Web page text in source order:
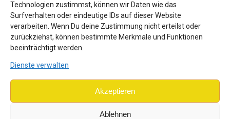
Technologien zustimmst, können wir Daten wie das
Surfverhalten oder eindeutige IDs auf dieser Website
verarbeiten. Wenn Du deine Zustimmung nicht erteilst oder
zurückziehst, können bestimmte Merkmale und Funktionen
beeinträchtigt werden.
Dienste verwalten
Akzeptieren
Ablehnen
Mobil Desktop